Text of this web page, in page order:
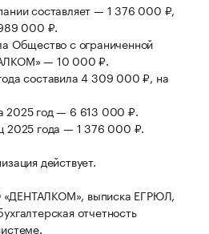
составляет — 1 376 000 ₽,
000 ₽.
Общество с ограниченной
— 10 000 ₽.
составила 4 309 000 ₽, на
2025 год — 6 613 000 ₽.
2025 года — 1 376 000 ₽.
действует.
выписка ЕГРЮЛ,
отчетность